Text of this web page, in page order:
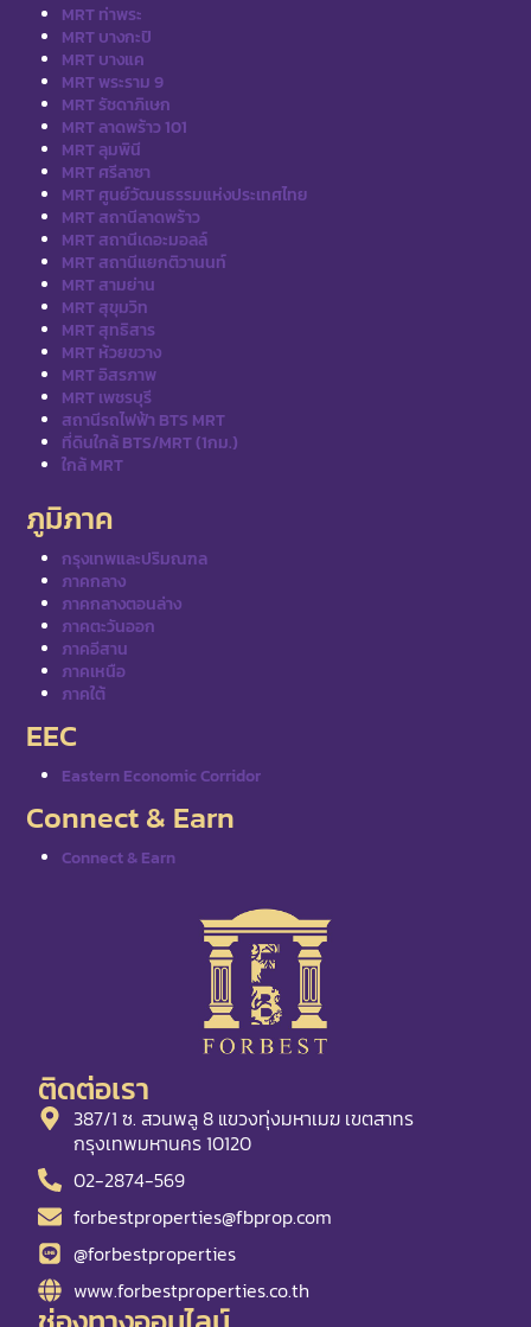
MRT ท่าพระ
MRT บางกะปิ
MRT บางแค
MRT พระราม 9
MRT รัชดาภิเษก
MRT ลาดพร้าว 101
MRT ลุมพินี
MRT ศรีลาซา
MRT ศูนย์วัฒนธรรมแห่งประเทศไทย
MRT สถานีลาดพร้าว
MRT สถานีเดอะมอลล์
MRT สถานีแยกติวานนท์
MRT สามย่าน
MRT สุขุมวิท
MRT สุทธิสาร
MRT ห้วยขวาง
MRT อิสรภาพ
MRT เพชรบุรี
สถานีรถไฟฟ้า BTS MRT
ที่ดินใกล้ BTS/MRT (1กม.)
ใกล้ MRT
ภูมิภาค
กรุงเทพและปริมณฑล
ภาคกลาง
ภาคกลางตอนล่าง
ภาคตะวันออก
ภาคอีสาน
ภาคเหนือ
ภาคใต้
EEC
Eastern Economic Corridor
Connect & Earn
Connect & Earn
ติดต่อเรา
387/1 ซ. สวนพลู 8 แขวงทุ่งมหาเมฆ เขตสาทร
กรุงเทพมหานคร 10120
02-2874-569
forbestproperties@fbprop.com
@forbestproperties
www.forbestproperties.co.th